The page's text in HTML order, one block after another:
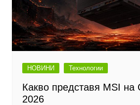
НОВИНИ Технологии
Какво представя MSI на
2026